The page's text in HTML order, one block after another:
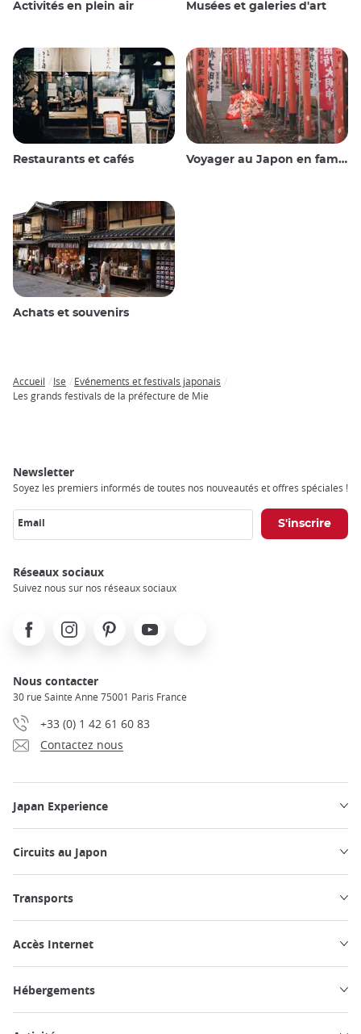
Activités en plein air Musées et galeries d'art
Restaurants et cafés Voyager au Japon en famille
Achats et souvenirs
Breadcrumb
Accueil Ise
Evénements et festivals japonais
Les grands festivals de la préfecture de Mie
Newsletter
Soyez les premiers informés de toutes nos nouveautés et offres spéciales !
Email
Réseaux sociaux
Suivez nous sur nos réseaux sociaux
FacebookInstagramPinterest Youtube
Nous contacter
30 rue Sainte Anne 75001 Paris France
+33 (0) 1 42 61 60 83
Contactez nous
Japan Experience
Circuits au Japon
Transports
Accès Internet
Hébergements